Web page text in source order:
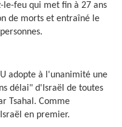
le-feu qui met fin à 27 ans
de morts et entraîné le
adopte à l'unanimité une
délai" d'Israël de toutes
Tsahal. Comme
en premier.